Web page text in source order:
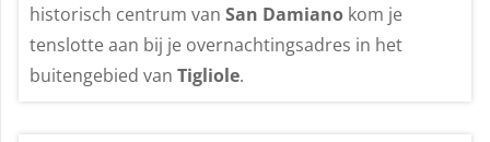
historisch centrum van San Damiano kom je
tenslotte aan bij je overnachtingsadres in het
buitengebied van Tigliole.